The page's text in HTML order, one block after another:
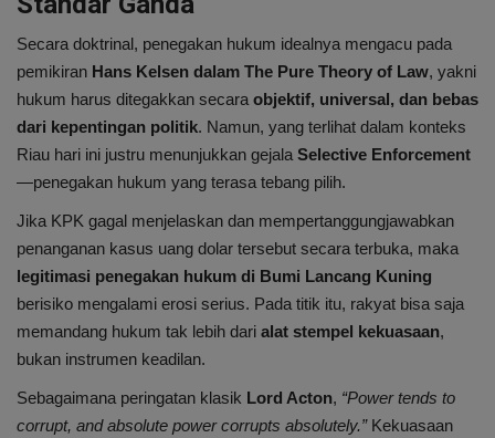
Secara doktrinal, penegakan hukum idealnya mengacu pada
pemikiran Hans Kelsen dalam The Pure Theory of Law, yakni
hukum harus ditegakkan secaraobjektif, universal, dan bebas
dari kepentingan politik. Namun, yang terlihat dalam konteks
Riau hari ini justru menunjukkan gejalaSelective Enforcement
—penegakan hukum yang terasa tebang pilih.
Jika KPK gagal menjelaskan dan mempertanggungjawabkan
penanganan kasus uang dolar tersebut secara terbuka, maka
legitimasi penegakan hukum di Bumi Lancang Kuning
berisiko mengalami erosi serius. Pada titik itu, rakyat bisa saja
memandang hukum tak lebih dari alat stempel kekuasaan,
bukan instrumen keadilan.
Sebagaimana peringatan klasik Lord Acton, “Power tends to
corrupt, and absolute power corrupts absolutely.”Kekuasaan